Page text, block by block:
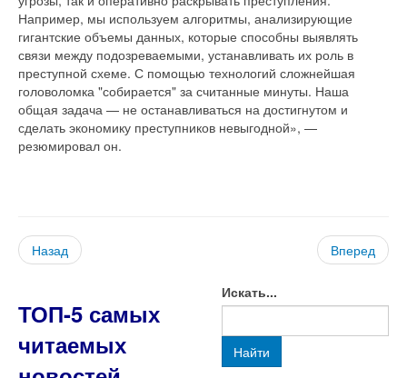
Например, мы используем алгоритмы, анализирующие
гигантские объемы данных, которые способны выявлять
связи между подозреваемыми, устанавливать их роль в
преступной схеме. С помощью технологий сложнейшая
головоломка "собирается" за считанные минуты. Наша
общая задача — не останавливаться на достигнутом и
сделать экономику преступников невыгодной», —
резюмировал он.
Назад Вперед
ТОП-5 самых
читаемых
Искать...
Найти